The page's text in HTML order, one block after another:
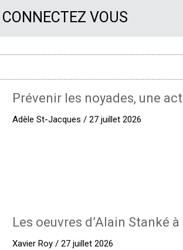
CONNECTEZ VOUS
Prévenir les noyades, une
Adèle St-Jacques / 27 juillet 2026
Les oeuvres d’Alain Stanké
Xavier Roy / 27 juillet 2026